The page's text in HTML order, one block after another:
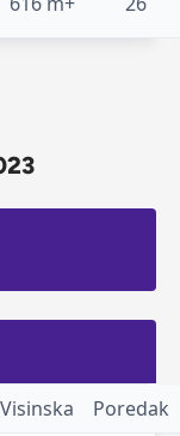
Visinska Poredak